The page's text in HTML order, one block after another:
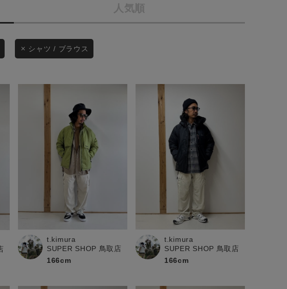
店舗一覧
会社概要
イド
無料公式アプリダウンロード
格 WEB限定
在庫なし含む
人気順
シャツ / ブラウス
t.kimura
SUPER SHOP 鳥取店
166cm
t.kimura
SUPER SHOP 鳥取店
166cm